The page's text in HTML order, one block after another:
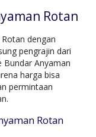
Rotan
dengan
pengrajin dari
Bundar Anyaman
harga bisa
permintaan
Rotan